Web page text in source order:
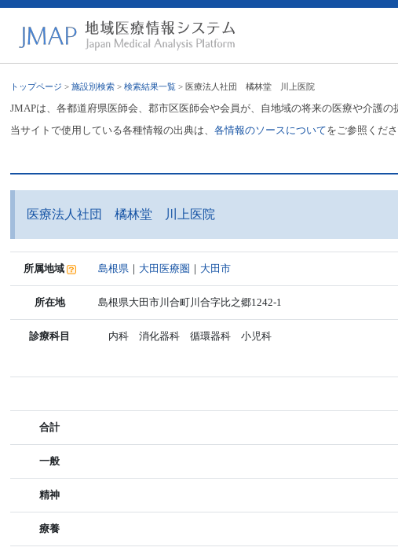
トップページ >施設別検索 >検索結果一覧 > 医療法人社団 橘林堂 川上医院
JMAPは、各都道府県医師会、郡市区医師会や会員が、自地域の将来の医療や介護
当サイトで使用している各種情報の出典は、各情報のソースについてをご参照くださ
医療法人社団 橘林堂 川上医院
所属地域 島根県 ｜ 大田医療圏 ｜ 大田市
所在地 島根県大田市川合町川合字比之郷1242-1
診療科目 内科 消化器科 循環器科 小児科
合計
一般
精神
療養